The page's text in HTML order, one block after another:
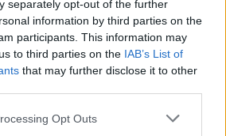
separately opt-out of the further
information by third parties on the
participants. This information may
to third parties on the IAB’s List of
that may further disclose it to other
Opt Outs
tekintélyt kell adni az
merőben eltérő kommunikációs
Az egyes minisztériumok
érezhetően felszabadulást,
oktatás. Ám pontosan ez a lendület az,